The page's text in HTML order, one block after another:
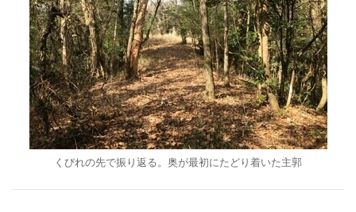
くびれの先で振り返る。奥が最初にたどり着いた主郭